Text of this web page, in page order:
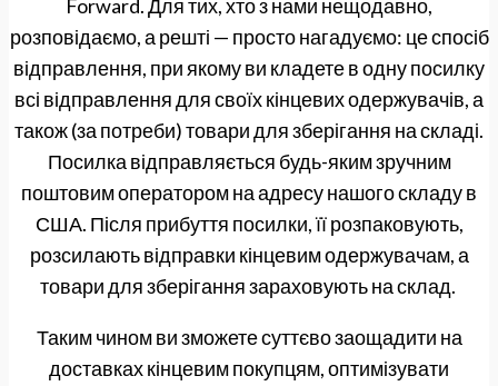
Forward. Для тих, хто з нами нещодавно,
розповідаємо, а решті — просто нагадуємо: це спосіб
відправлення, при якому ви кладете в одну посилку
всі відправлення для своїх кінцевих одержувачів, а
також (за потреби) товари для зберігання на складі.
Посилка відправляється будь-яким зручним
поштовим оператором на адресу нашого складу в
США. Після прибуття посилки, її розпаковують,
розсилають відправки кінцевим одержувачам, а
товари для зберігання зараховують на склад.
Таким чином ви зможете суттєво заощадити на
доставках кінцевим покупцям, оптимізувати